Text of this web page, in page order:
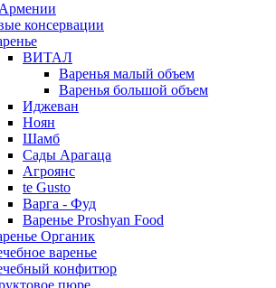
консервации
ВИТАЛ
Варенья малый объем
Варенья большой объем
Иджеван
Ноян
Шамб
Сады Арагаца
Агроянс
te Gusto
Варга - Фуд
Варенье Proshyan Food
Органик
варенье
конфитюр
пюре